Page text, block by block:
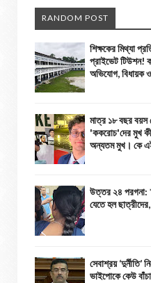
RANDOM POST
শিক্ষকের মিথ্যা
প্রাইভেট টিউশন!
অভিযোগ, বিধায়ক ও
মাত্র ১৮ বছর বয়স
'ককরোচ'দের মুখ
অন্যতম মুখ। কে
উত্তর ২৪ পরগনা:
যেতে হল
সেবাশ্রয় ‘দুর্নীতি’
ভাইপোকে কেউ